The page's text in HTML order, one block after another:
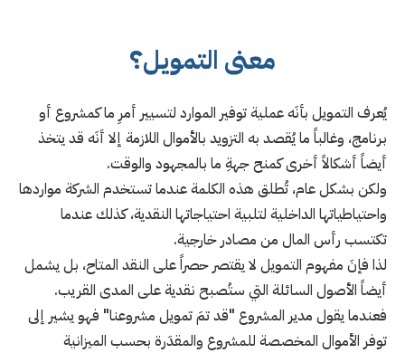
معنى التمويل؟
يُعرف التمويل بأنَه عملية توفير الموارد لتسيير أمرِ ما كمشروع أو
برنامج، وغالباً ما يُقصد به التزويد بالأموال اللازمة إلا أنَه قد يتخذ
أيضاً أشكالاً أخرى كمنح جهةِ ما بالمجهود والوقت.
ولكن بشكل عام، تُطلق هذه الكلمة عندما تستخدم الشركة مواردها
واحتياطياتها الداخلية لتلبية احتياجاتها النقدية، كذلك عندما
تكتسب رأس المال من مصادر خارجية.
لذا فإنَ مفهوم التمويل لا يقتصر حصراً على النقد المتاح، بل يشمل
أيضاً الأصول السائلة التي ستُصبح نقدية على المدى القريب.
فعندما يقول مدير المشروع "قد تمَ تمويل مشروعنا" فهو يشير إلى
توفر الأموال المخصصة للمشروع والمقدَرة بحسب الميزانية